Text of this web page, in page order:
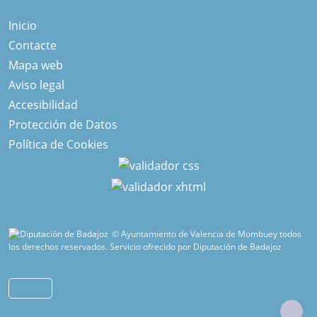
Inicio
Contacte
Mapa web
Aviso legal
Accesibilidad
Protección de Datos
Política de Cookies
© Ayuntamiento de Valencia de Mombuey todos
los derechos reservados.Servicio ofrecido por Diputación de Badajoz